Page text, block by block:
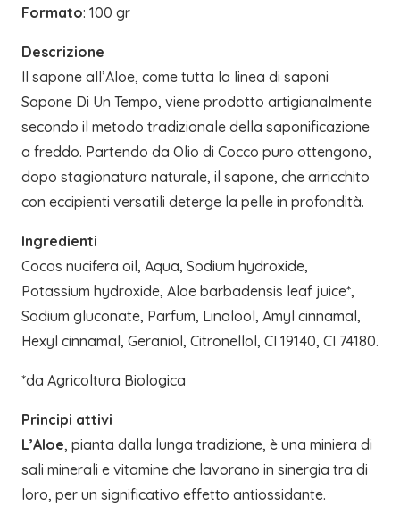
Formato: 100 gr
Descrizione
Il sapone all’Aloe, come tutta la linea di saponi
Sapone Di Un Tempo, viene prodotto artigianalmente
secondo il metodo tradizionale della saponificazione
a freddo. Partendo da Olio di Cocco puro ottengono,
dopo stagionatura naturale, il sapone, che arricchito
con eccipienti versatili deterge la pelle in profondità.
Ingredienti
Cocos nucifera oil, Aqua, Sodium hydroxide,
Potassium hydroxide, Aloe barbadensis leaf juice*,
Sodium gluconate, Parfum, Linalool, Amyl cinnamal,
Hexyl cinnamal, Geraniol, Citronellol, CI 19140, CI 74180.
*da Agricoltura Biologica
Principi attivi
L’Aloe, pianta dalla lunga tradizione, è una miniera di
sali minerali e vitamine che lavorano in sinergia tra di
loro, per un significativo effetto antiossidante.